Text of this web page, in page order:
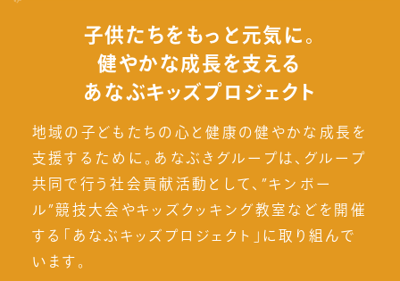
子供たちをもっと元気に。
健やかな成長を支える
あなぶキッズプロジェクト
地域の子どもたちの心と健康の健やかな成長を
支援するために。あなぶきグループは、グループ
共同で行う社会貢献活動として、”キンボー
ル”競技大会やキッズクッキング教室などを開催
する「あなぶキッズプロジェクト」に取り組んで
います。